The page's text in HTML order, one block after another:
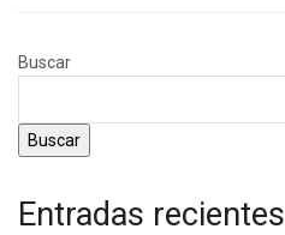
Buscar
Buscar
Entradas recientes